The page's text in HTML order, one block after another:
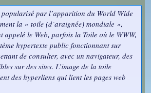
Métiers
Découverte
Professionnelle
popularisé par l’apparition du World Wide
la « toile (d’araignée) mondiale »,
appelé le Web, parfois la Toile où le WWW,
hypertexte public fonctionnant sur
de consulter, avec un navigateur, des
sur des sites. L’image de la toile
des hyperliens qui lient les pages web